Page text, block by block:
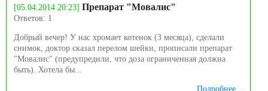
[05.04.2014 20:23] Препарат "Мовалис"
Ответов: 1
Добрый вечер! У нас хромает котенок (3 месяца), сделали
снимок, доктор сказал перелом шейки, прописали препарат
"Мовалис" (предупредили, что доза ограниченная должна
быть). Хотела бы...
Подробнее...